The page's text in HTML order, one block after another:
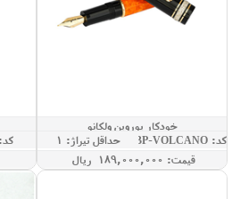
خودکار یوروپن ولکانو
کد: GBP-VOLCANO
حداقل تيراژ: 1
قيمت: 189,000,000 ريال
کد: Set-P17